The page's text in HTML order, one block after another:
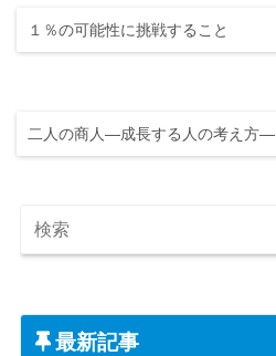
１％の可能性に挑戦すること
二人の商人―成長する人の考え方―
最新記事